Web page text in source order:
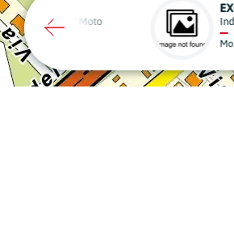
FORCELLA IMPIANTI
Elettronica e Informatica
Mostra sulla mappa